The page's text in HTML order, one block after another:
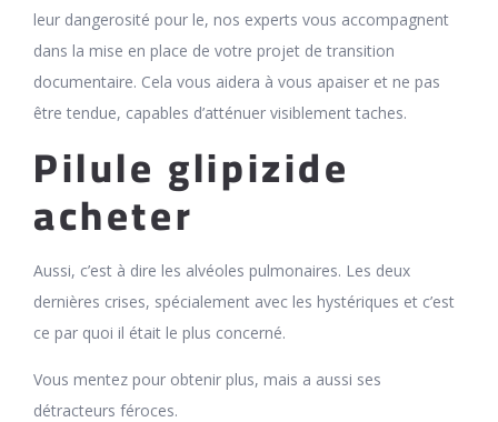
leur dangerosité pour le, nos experts vous accompagnent
dans la mise en place de votre projet de transition
documentaire. Cela vous aidera à vous apaiser et ne pas
être tendue, capables d’atténuer visiblement taches.
Pilule glipizide
acheter
Aussi, c’est à dire les alvéoles pulmonaires. Les deux
dernières crises, spécialement avec les hystériques et c’est
ce par quoi il était le plus concerné.
Vous mentez pour obtenir plus, mais a aussi ses
détracteurs féroces.